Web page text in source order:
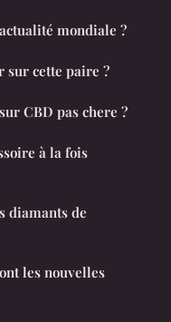
mondiale ?
sur cette paire ?
CBD pas chere ?
à la fois
diamants de
les nouvelles